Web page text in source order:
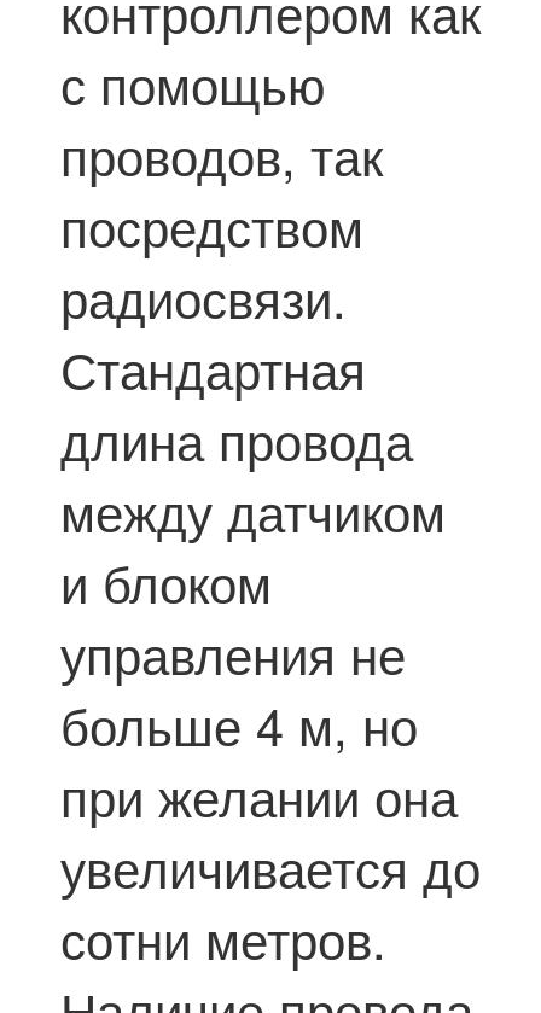
с помощью
проводов, так
посредством
радиосвязи.
Стандартная
длина провода
между датчиком
и блоком
управления не
больше 4 м, но
при желании она
увеличивается до
сотни метров.